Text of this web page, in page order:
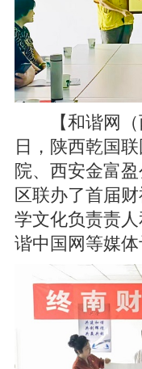
【和谐网
日，陕西乾国
院、西安金富
区联办了首届
学文化负责责
谐中国网等媒体